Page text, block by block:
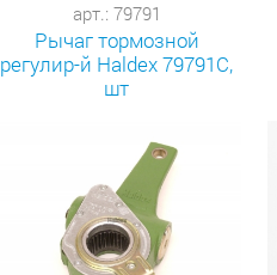
арт.: 79791
Рычаг тормозной
регулир-й Haldex 79791С,
шт